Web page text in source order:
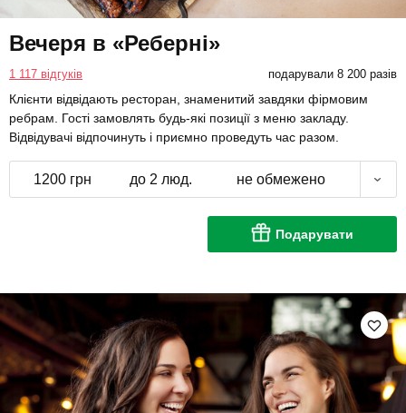
Вечеря в «Реберні»
1 117 відгуків подарували 8 200 разів
Клієнти відвідають ресторан, знаменитий завдяки фірмовим
ребрам. Гості замовлять будь-які позиції з меню закладу.
Відвідувачі відпочинуть і приємно проведуть час разом.
1200 грн до 2 люд. не обмежено
Подарувати